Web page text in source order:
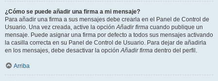
¿Cómo se puede añadir una firma a mi mensaje?
Para añadir una firma a sus mensajes debe crearla en el Panel de Control de
Usuario. Una vez creada, active la opciónAñadir firma cuando publique un
mensaje. Puede asignar una firma por defecto a todos sus mensajes activando
la casilla correcta en su Panel de Control de Usuario. Para dejar de añadirla
en los mensajes, debe desactivar la opciónAñadir firma dentro del perfil.
Arriba